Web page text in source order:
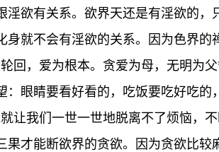
淫欲有关系。欲界天还是有淫欲的
身就不会有淫欲的关系。因为色界的
回，爱为根本。贪爱为母，无明为
：眼睛要看好看的，吃饭要吃好吃
让我们一世一世地脱离不了烦恼，
果才能断欲界的贪欲。因为贪欲比